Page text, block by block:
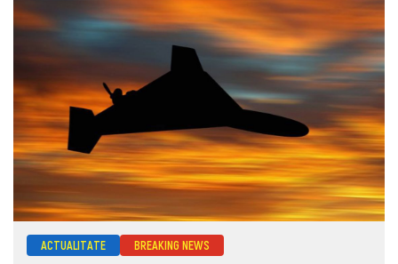
ACTUALITATE BREAKING NEWS